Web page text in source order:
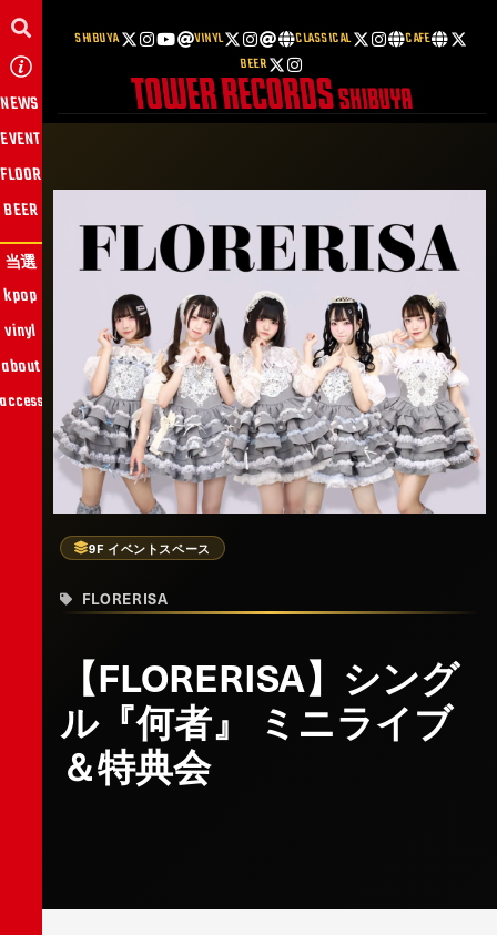
SHIBUYA VINYL CLASSICAL
CAFE
BEER
NEWS
EVENT
当選
FLOOR
BEER
kpop
vinyl
about
9F イベントスペース
FLORERISA
【FLORERISA】シング
ル『何者』 ミニライブ
＆特典会